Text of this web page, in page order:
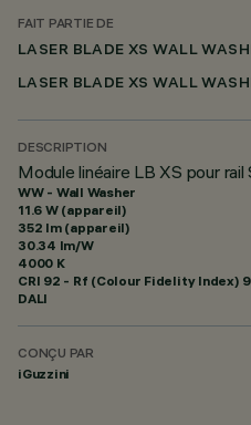
FAIT PARTIE DE
LASER BLADE XS WALL
LASER BLADE XS WALL
DESCRIPTION
Module linéaire LB XS pour
WW - Wall Washer
11.6 W (appareil)
352 lm (appareil)
30.34 lm/W
4000 K
CRI 92 - Rf (Colour Fidelity Index)
DALI
CONÇU PAR
iGuzzini